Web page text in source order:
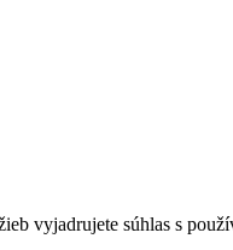
vyjadrujete súhlas s